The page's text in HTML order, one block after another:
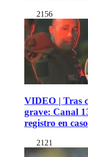
2156
VIDEO | Tras
grave: Canal
registro en
2121